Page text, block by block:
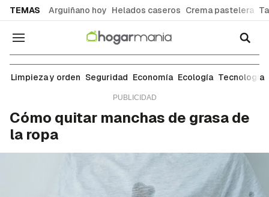
TEMAS Arguiñano hoy Helados caseros Crema pastelera
Navegación
Ropa y tejidos
Limpieza y orden Seguridad Economía Ecología Tecnología
Cómo quitar manchas de grasa de
la ropa